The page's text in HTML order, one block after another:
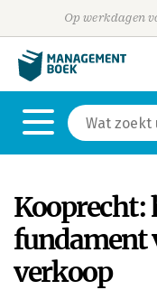
Op werkdagen
Kooprecht:
fundament
verkoop